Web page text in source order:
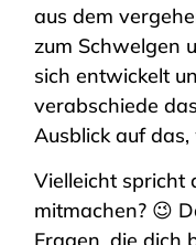
aus dem
zum Schwelgen
sich entwickelt
verabschiede
Ausblick auf
Vielleicht spricht
mitmachen? 😉